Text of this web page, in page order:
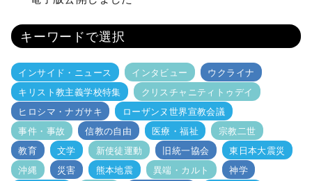
キーワードで選択
インサイド・ニュース インタビュー
ウクライナ
キリスト教主義学校特集
クリスチャニティトゥデイ
ヒロシマ・ナガサキ
ローザンヌ世界宣教会議
事件・事故
信教の自由 医療・福祉
宗教二世
教育
文学 新使徒運動 旧統一協会
東日本大震災
沖縄
災害 熊本地震 異端・カルト
神学